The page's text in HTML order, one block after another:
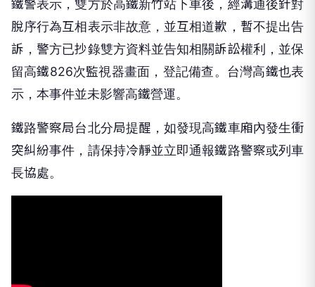
鐵警表示，雙方於高鐵新竹站下車後，經溝通後針對
脫序行為互相表示非故意，並互相道歉，暫不提出告
訴，警方已抄錄雙方資料並告知相關訴訟權利，並保
留高鐵826次監視器畫面，登記備查。台灣高鐵也表
示，本事件並未影響高鐵營運。
鐵路警察局台北分局提醒，如發現高鐵車廂內發生衝
突糾紛事件，請保持冷靜並立即通報鐵路警察或列車
長協處。